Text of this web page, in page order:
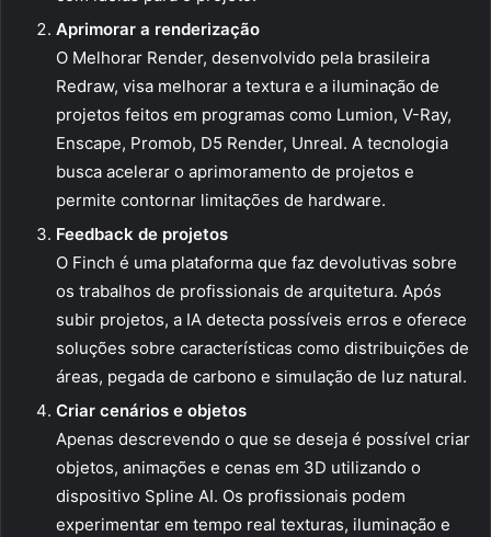
Aprimorar a renderização
O Melhorar Render, desenvolvido pela brasileira
Redraw, visa melhorar a textura e a iluminação de
projetos feitos em programas como Lumion, V-Ray,
Enscape, Promob, D5 Render, Unreal. A tecnologia
busca acelerar o aprimoramento de projetos e
permite contornar limitações de hardware.
Feedback de projetos
O Finch é uma plataforma que faz devolutivas sobre
os trabalhos de profissionais de arquitetura. Após
subir projetos, a IA detecta possíveis erros e oferece
soluções sobre características como distribuições de
áreas, pegada de carbono e simulação de luz natural.
Criar cenários e objetos
Apenas descrevendo o que se deseja é possível criar
objetos, animações e cenas em 3D utilizando o
dispositivo Spline AI. Os profissionais podem
experimentar em tempo real texturas, iluminação e